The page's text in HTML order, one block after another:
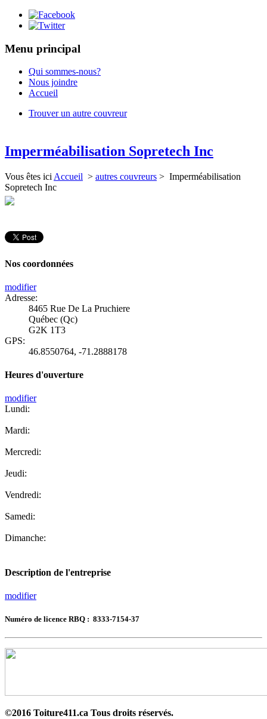
Menu principal
Qui sommes-nous?
Nous joindre
Accueil
Trouver un autre couvreur
Imperméabilisation Sopretech Inc
Vous êtes ici Accueil > autres couvreurs > Imperméabilisation
Sopretech Inc
Nos coordonnées
modifier
Adresse:
8465 Rue De La Pruchiere
Québec (Qc)
G2K 1T3
GPS:
46.8550764, -71.2888178
Heures d'ouverture
modifier
Lundi:
Mardi:
Mercredi:
Jeudi:
Vendredi:
Samedi:
Dimanche:
Description de l'entreprise
modifier
Numéro de licence RBQ : 8333-7154-37
©2016 Toiture411.ca Tous droits réservés.